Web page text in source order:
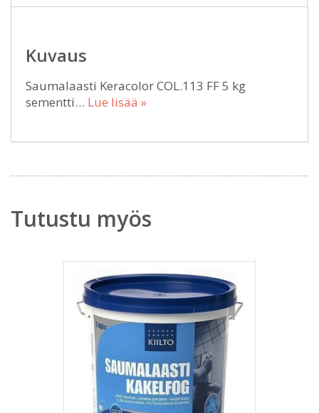
Kuvaus
Saumalaasti Keracolor COL.113 FF 5 kg
sementti… Lue lisää »
Tutustu myös